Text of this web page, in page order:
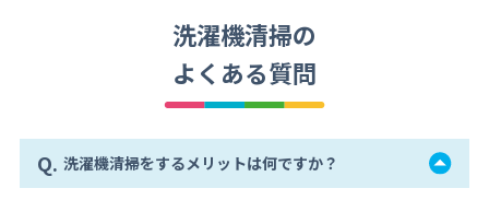
洗濯機清掃の
よくある質問
Q. 洗濯機清掃をするメリットは何ですか？